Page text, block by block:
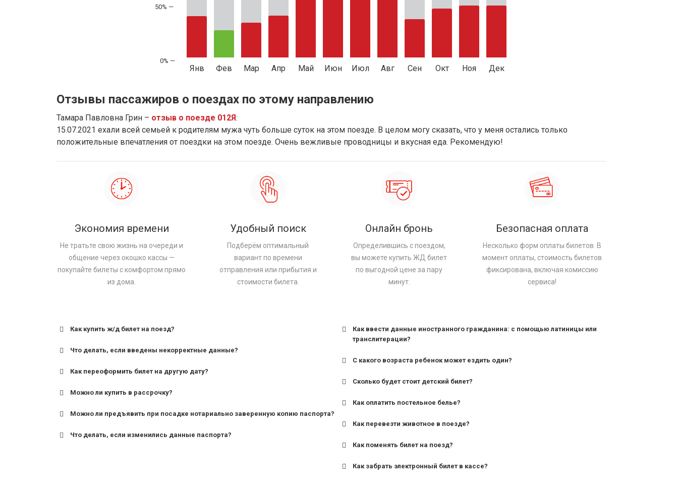
50% —
Янв Фев Мар Апр Май Июн Июл Авг Сен Окт Ноя Дек
Отзывы пассажиров о поездах по этому направлению
Тамара Павловна Грин – отзыв о поезде 012Я:
15.07.2021 ехали всей семьей к родителям мужа чуть больше суток на этом поезде. В целом могу сказать, что у меня остались только
положительные впечатления от поездки на этом поезде. Очень вежливые проводницы и вкусная еда. Рекомендую!
Экономия времени
Не тратьте свою жизнь на очереди и
общение через окошко кассы —
покупайте билеты с комфортом прямо
из дома.
Удобный поиск
Подберём оптимальный
вариант по времени
отправления или прибытия и
стоимости билета.
Онлайн бронь
Определившись с поездом,
вы можете купить ЖД билет
по выгодной цене за пару
минут.
Безопасная оплата
Несколько форм оплаты билетов. В
момент оплаты, стоимость билетов
фиксирована, включая комиссию
сервиса!
Как купить ж/д билет на поезд?
Что делать, если введены некорректные данные?
Как переоформить билет на другую дату?
Можно ли купить в рассрочку?
Можно ли предъявить при посадке нотариально заверенную копию паспорта?
Что делать, если изменились данные паспорта?
Как ввести данные иностранного гражданина: с помощью латиницы или
транслитерации?
С какого возраста ребенок может ездить один?
для поездов дальнего следования — от 10 лет и старше;
Сколько будет стоит детский билет?
Как оплатить постельное белье?
Как перевезти животное в поезде?
Как поменять билет на поезд?
Как забрать электронный билет в кассе?